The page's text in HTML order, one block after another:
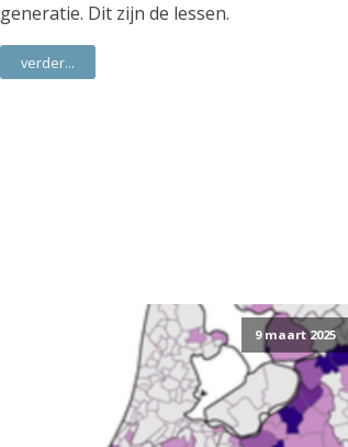
generatie. Dit zijn de lessen.
verder...
9 maart 2025